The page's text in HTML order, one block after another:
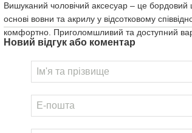
Вишуканий чоловічий аксесуар – це
основі вовни та акрилу у відсотковому
комфортно. Приголомшливий та доступний
Новий відгук або коментар